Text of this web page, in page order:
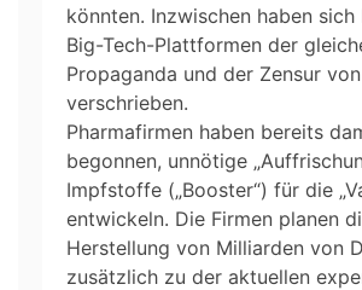
könnten. Inzwischen haben sich
Big-Tech-Plattformen der
Propaganda und der Zensur
verschrieben.
Pharmafirmen haben bereits
begonnen, unnötige
Impfstoffe („Booster“) für die
entwickeln. Die Firmen planen
Herstellung von Milliarden von
zusätzlich zu der aktuellen